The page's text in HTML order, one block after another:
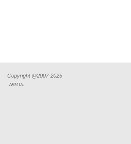
Copyright @2007-2025
ARM Llc